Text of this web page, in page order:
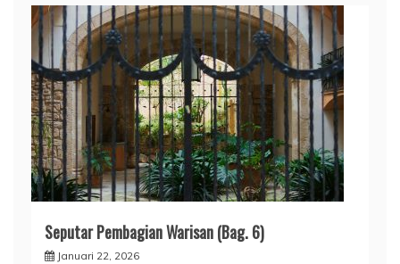
Seputar Pembagian Warisan (Bag. 6)
Januari 22, 2026